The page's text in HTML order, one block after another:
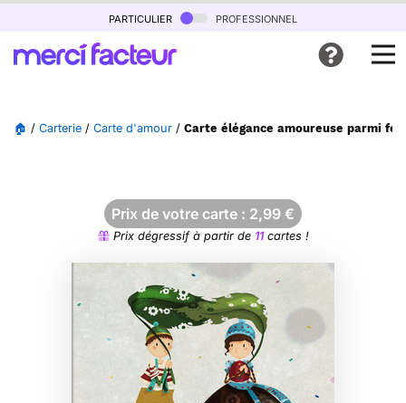
particulier professionnel
🏠 / Carterie / Carte d'amour / Carte élégance amoureuse parmi
Prix de votre carte : 2,99 €
Prix dégressif à partir de 11cartes !